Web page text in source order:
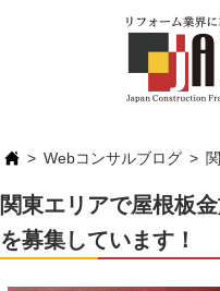
Webコンサルブログ
関東エリアで屋根板
を募集しています！